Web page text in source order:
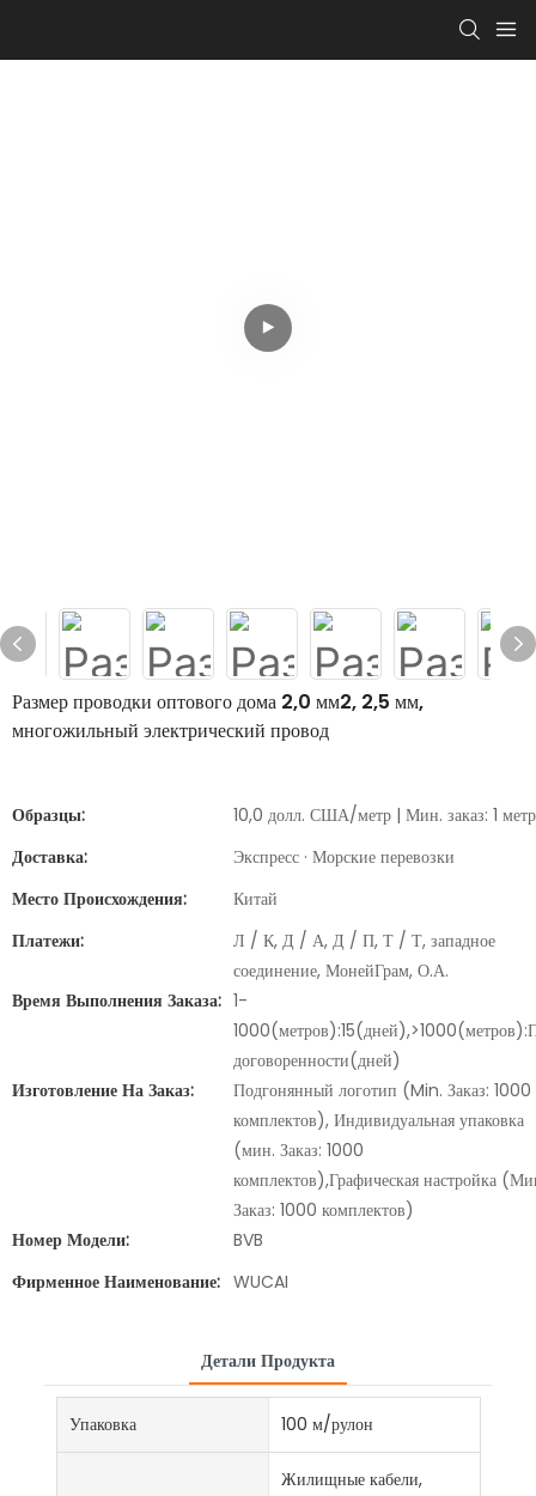
Размер проводки оптового дома 2,0 мм2, 2,5 мм,
многожильный электрический провод
Образцы:
10,0 долл. США/метр | Мин. заказ: 1 метр
Доставка:
Экспресс · Морские перевозки
Место Происхождения:
Китай
Платежи:
Л / К, Д / А, Д / П, Т / Т, западное
соединение, МонейГрам, О.А.
Время Выполнения Заказа: 1-
договоренности(дней)
Изготовление На Заказ:
Подгонянный логотип (Min. Заказ: 1000
комплектов), Индивидуальная упаковка
(мин. Заказ: 1000
комплектов),Графическая настройка
Заказ: 1000 комплектов)
Номер Модели:
BVB
Фирменное Наименование: WUCAI
Детали Продукта
Упаковка 100 м/рулон
Жилищные кабели,